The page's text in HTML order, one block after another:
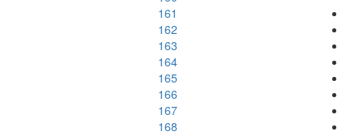
161
162
163
164
165
166
167
168